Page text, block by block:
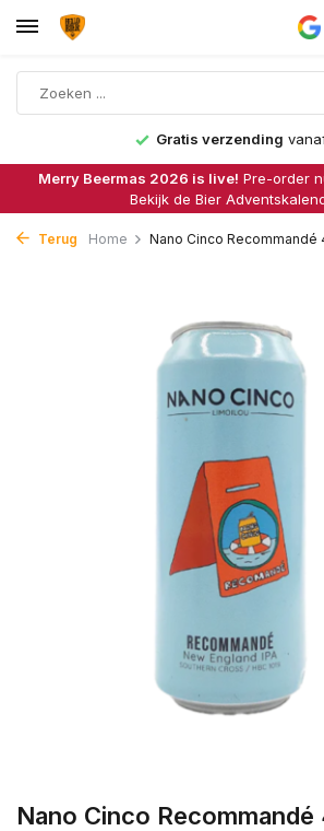
Gratis verzending
Merry Beermas 2026 is live! Pre-order
Bekijk de Bier
Terug Home Nano Cinco Recommandé
Nano Cinco